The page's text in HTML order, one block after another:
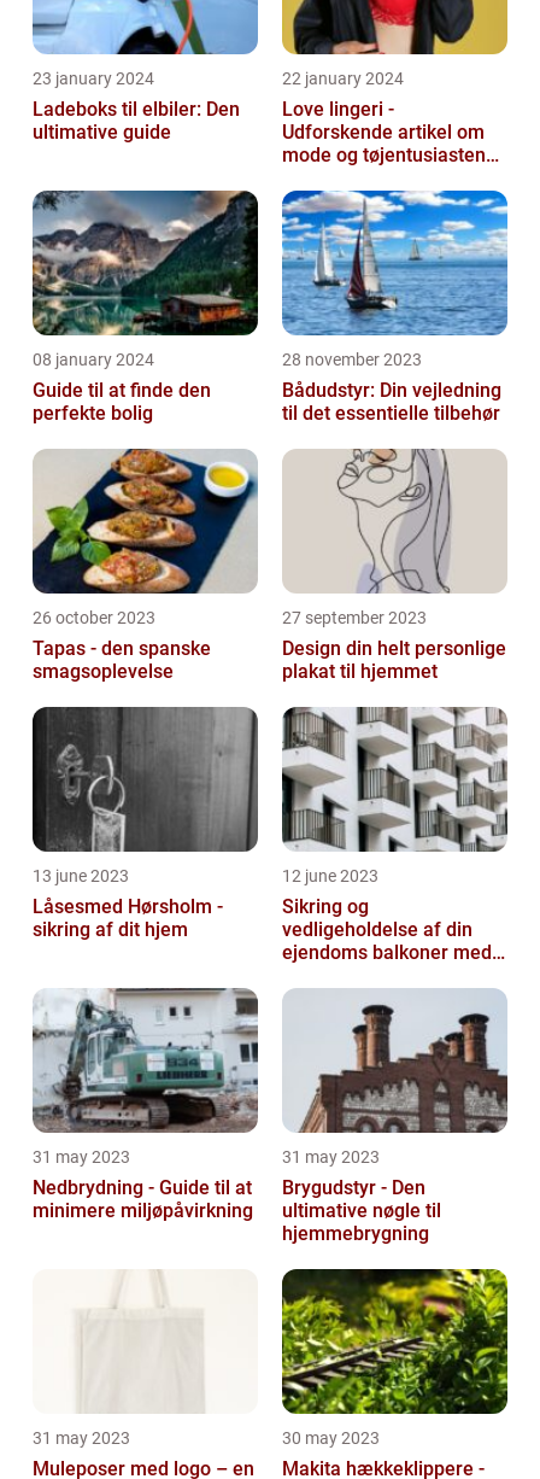
23 january 2024
Ladeboks til elbiler: Den
ultimative guide
22 january 2024
Love lingeri -
Udforskende artikel om
mode og tøjentusiastens
08 january 2024
Guide til at finde den
perfekte bolig
28 november 2023
Bådudstyr: Din vejledning
til det essentielle tilbehør
26 october 2023
Tapas - den spanske
smagsoplevelse
27 september 2023
Design din helt personlige
plakat til hjemmet
13 june 2023
Låsesmed Hørsholm -
sikring af dit hjem
12 june 2023
Sikring og
vedligeholdelse af din
ejendoms balkoner med
31 may 2023
Nedbrydning - Guide til at
minimere miljøpåvirkning
31 may 2023
Brygudstyr - Den
ultimative nøgle til
hjemmebrygning
31 may 2023
Muleposer med logo – en
30 may 2023
Makita hækkeklippere -